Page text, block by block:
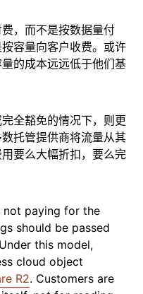
，而不是按数据量付
容量向客户收费。或许
的成本远远低于他们基
全豁免的情况下，则更
托管提供商将流量从其
要么大幅折扣，要么完
paying for the
should be passed
this model,
cloud object
R2. Customers are